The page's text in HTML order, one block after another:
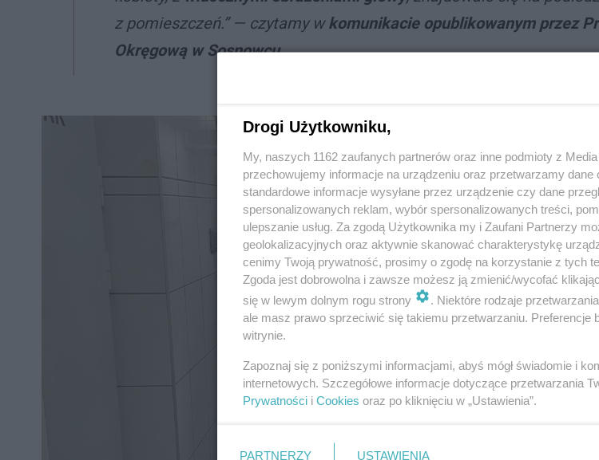
z pomieszczeń.” — czytamy wkomunikacie opublikowanym przez
Okręgową w Sosnowcu.
Drogi Użytkowniku,
My, naszych 1162 zaufanych partnerów oraz inne podmioty z
przechowujemy informacje na urządzeniu oraz przetwarzamy dane
standardowe informacje wysyłane przez urządzenie czy dane
spersonalizowanych reklam, wybór spersonalizowanych treści,
ulepszanie usług. Za zgodą Użytkownika my i Zaufani Partnerzy
geolokalizacyjnych oraz aktywnie skanować charakterystykę
cenimy Twoją prywatność, prosimy o zgodę na korzystanie z tych
Zgoda jest dobrowolna i zawsze możesz ją zmienić/wycofać
się w lewym dolnym rogu strony
. Niektóre rodzaje
ale masz prawo sprzeciwić się takiemu przetwarzaniu. Preferencje
witrynie.
Zapoznaj się z poniższymi informacjami, abyś mógł świadomie i
internetowych. Szczegółowe informacje dotyczące przetwarzania
Prywatności i Cookies oraz po kliknięciu w „Ustawienia”.
PARTNERZY USTAWIENIA